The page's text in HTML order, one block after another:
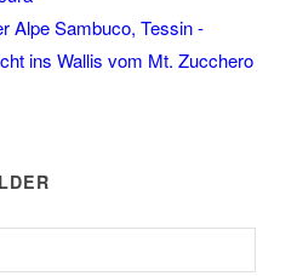
Alpe Sambuco, Tessin -
ins Wallis vom Mt. Zucchero